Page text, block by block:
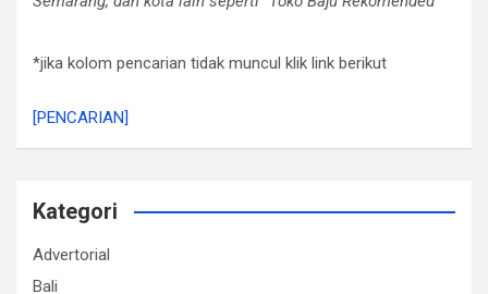
*jika kolom pencarian tidak muncul klik link berikut
[PENCARIAN]
Kategori
Advertorial
Bali